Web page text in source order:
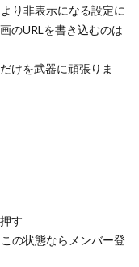
り非表示になる設定に
のURLを書き込むのは
けを武器に頑張りま
す
の状態ならメンバー登